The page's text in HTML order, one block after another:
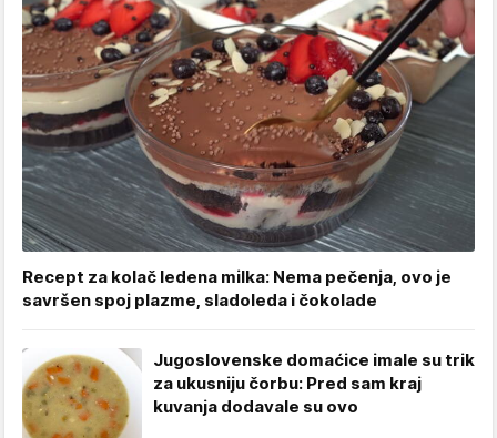
Recept za kolač ledena milka: Nema pečenja, ovo je
savršen spoj plazme, sladoleda i čokolade
Jugoslovenske domaćice imale su trik
za ukusniju čorbu: Pred sam kraj
kuvanja dodavale su ovo